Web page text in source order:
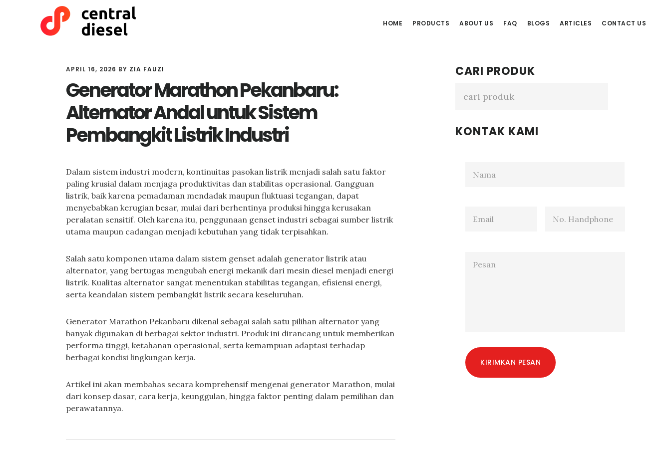
HOME PRODUCTS ABOUT US FAQ BLOGS ARTICLES CONTACT US
APRIL 16, 2026 BY ZIA FAUZI
Generator Marathon Pekanbaru:
Alternator Andal untuk Sistem
Pembangkit Listrik Industri
Dalam sistem industri modern, kontinuitas pasokan listrik menjadi salah satu faktor
paling krusial dalam menjaga produktivitas dan stabilitas operasional. Gangguan
listrik, baik karena pemadaman mendadak maupun fluktuasi tegangan, dapat
menyebabkan kerugian besar, mulai dari berhentinya produksi hingga kerusakan
peralatan sensitif. Oleh karena itu, penggunaan genset industri sebagai sumber listrik
utama maupun cadangan menjadi kebutuhan yang tidak terpisahkan.
Salah satu komponen utama dalam sistem genset adalah generator listrik atau
alternator, yang bertugas mengubah energi mekanik dari mesin diesel menjadi energi
listrik. Kualitas alternator sangat menentukan stabilitas tegangan, efisiensi energi,
serta keandalan sistem pembangkit listrik secara keseluruhan.
Generator Marathon Pekanbaru dikenal sebagai salah satu pilihan alternator yang
banyak digunakan di berbagai sektor industri. Produk ini dirancang untuk memberikan
performa tinggi, ketahanan operasional, serta kemampuan adaptasi terhadap
berbagai kondisi lingkungan kerja.
Artikel ini akan membahas secara komprehensif mengenai generator Marathon, mulai
dari konsep dasar, cara kerja, keunggulan, hingga faktor penting dalam pemilihan dan
perawatannya.
Primary
Sidebar
CARI PRODUK
KONTAK KAMI
KIRIMKAN PESAN